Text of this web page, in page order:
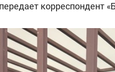
корреспондент
Рекомендуем
150 камер до
ID вместо ключа:
безопасность в ЖК